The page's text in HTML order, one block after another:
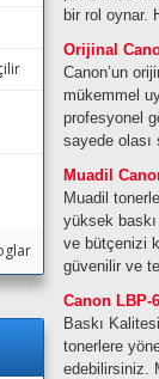
bir rol oynar.
Orijinal
Canon’un
mükemmel
profesyonel
sayede olası
Muadil
Muadil
yüksek
ve bütçenizi
güvenilir ve
Canon LBP-
Baskı
tonerlere
edebilirsiniz.